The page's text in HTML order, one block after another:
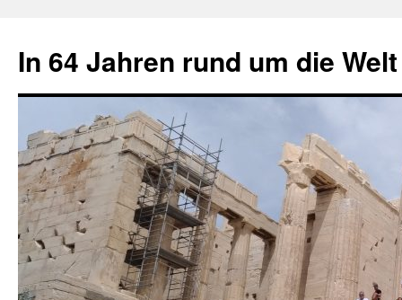
springen
In 64 Jahren rund um die Welt